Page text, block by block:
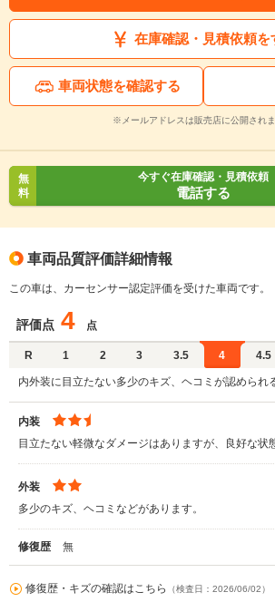
在庫確認・見積依頼を
車両状態を確認する
※メールアドレスは販売店に公開されま
無
料
今すぐ在庫確認・見積依頼
電話する
車両品質評価詳細情報
この車は、カーセンサー認定評価を受けた車両です。
評価点 4 点
R 1 2 3 3.5 4 4.5
内外装に目立たない多少のキズ、ヘコミが認められ
内装
目立たない軽微なダメージはありますが、良好な状
外装
多少のキズ、ヘコミなどがあります。
修復歴 無
修復歴・キズの確認はこちら （検査日：2026/06/02）